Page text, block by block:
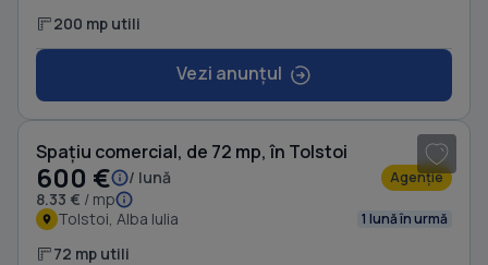
200 mp utili
Vezi anunțul
Spațiu comercial, de 72 mp, în Tolstoi
600 €
/ lună
8.33 € / mp
Agenție
Tolstoi, Alba Iulia 1 lună în urmă
72 mp utili